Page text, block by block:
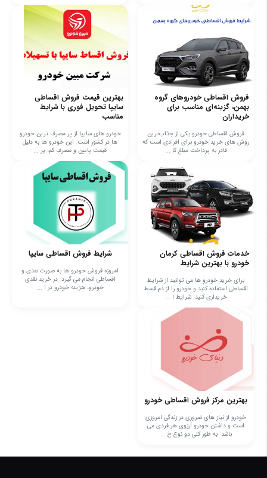
فروش اقساطی خودروهای گروه
بهمن، گزینه‌ای مناسب برای
خریداران
فروش اقساطی خودرو یکی از جذاب‌ترین
روش های خرید خودرو برای افرادی است که
قادر به پرداخت مبلغ کا ...
بهترین قیمت فروش اقساطی
سایپا تحویل فوری با شرایط
مناسب
خودرو های سایپا از پر مصرف ترین خودرو
ها در کشور است. این خودرو ها به دلیل
قیمت پایین و مصرف کم، پر ...
خدمات فروش اقساطی کرمان
خودرو با بهترین شرایط
برای خرید خودرو ها می توانید از شرایط
اقساطی استفاده کنید و خودرو را از دم قسط
خریداری کنید. شرایط ا ...
شرایط فروش اقساطی سایپا
امروزه فروش خودرو ها به صورت نقدی و
اقساطی انجام می ‌گیرد. در خرید نقدی
خودرو، هزینه خودرو در ا ...
بهترین مرکز فروش اقساطی خودرو
خودرو از نیاز های ضروری در زندگی امروزی
است و داشتن خودرو آرزوی هر فردی می
باشد. به طور کلی دو نوع خ ...